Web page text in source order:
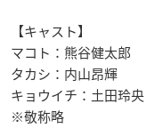
【キャスト】
マコト：熊谷健太郎
タカシ：内山昂輝
キョウイチ：土田玲央
※敬称略